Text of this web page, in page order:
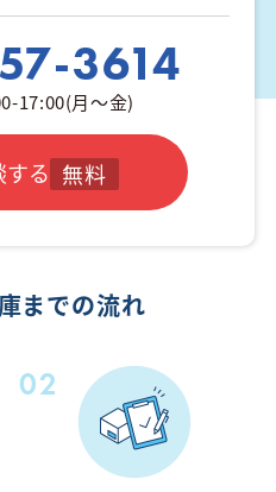
3614
17:00(月～金)
する 無料
までの流れ
02